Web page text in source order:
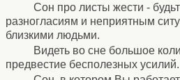
Сон про листы жести -
разногласиям и неприятным
близкими людьми.
Видеть во сне большое
предвестие бесполезных усилий.